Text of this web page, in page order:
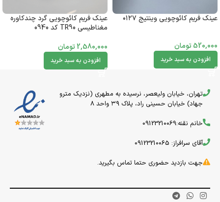
عینک فریم کائوچویی وینتیج ۰۱۲۷
520,000تومان
افزودن به سبد خرید
عینک فریم کائوچویی گرد چندکاوره
مغناطیسی TR90 کد 0940
2,580,000تومان
افزودن به سبد خرید
تهران، خیابان ولیعصر، نرسیده به مطهری (نزدیک مترو
جهاد) خیابان حسینی راد، پلاک ۳۹ واحد 8
خانم نقنه:09123210069
آقای سرافراز: 09123210065
جهت بازدید حضوری حتما تماس بگیرید.